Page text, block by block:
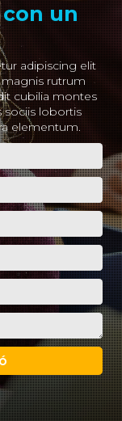
un
adipiscing elit
rutrum
cubilia montes
sociis lobortis
elementum.